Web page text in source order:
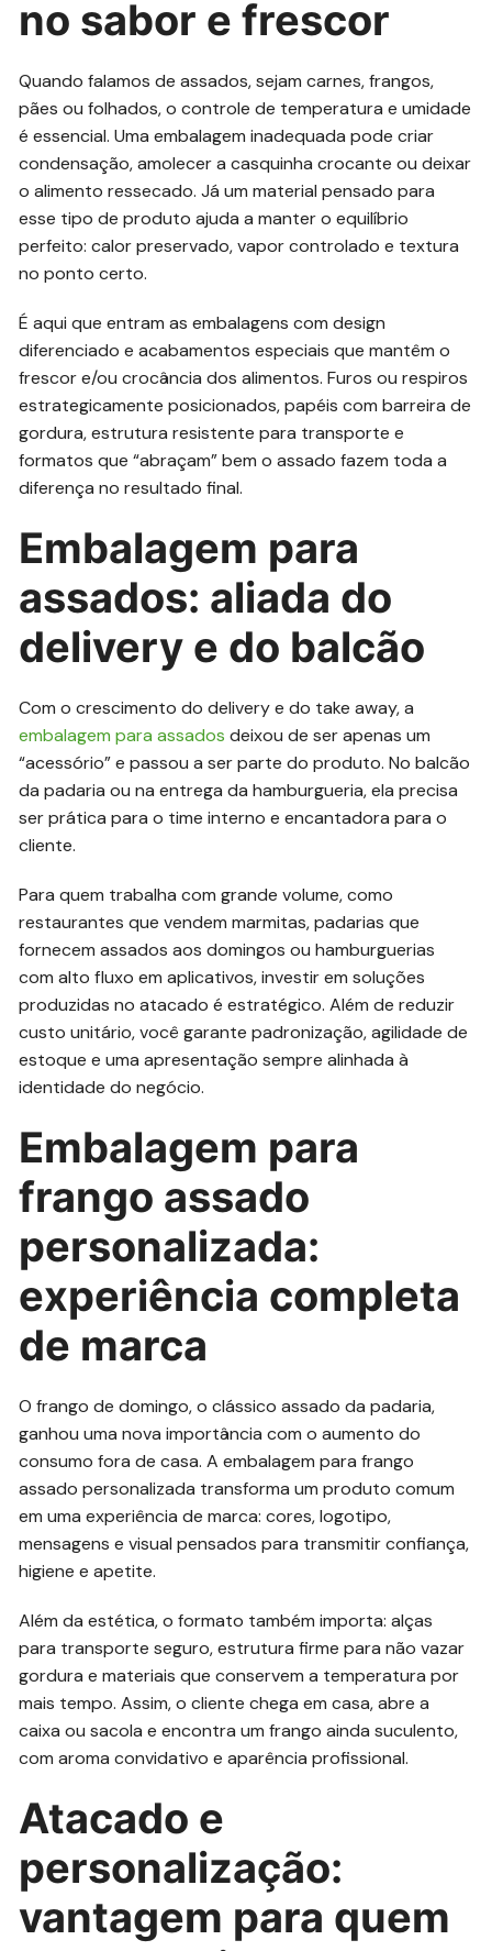
no sabor e frescor
Quando falamos de assados, sejam carnes, frangos,
pães ou folhados, o controle de temperatura e umidade
é essencial. Uma embalagem inadequada pode criar
condensação, amolecer a casquinha crocante ou deixar
o alimento ressecado. Já um material pensado para
esse tipo de produto ajuda a manter o equilíbrio
perfeito: calor preservado, vapor controlado e textura
no ponto certo.
É aqui que entram as embalagens com design
diferenciado e acabamentos especiais que mantêm o
frescor e/ou crocância dos alimentos. Furos ou respiros
estrategicamente posicionados, papéis com barreira de
gordura, estrutura resistente para transporte e
formatos que “abraçam” bem o assado fazem toda a
diferença no resultado final.
Embalagem para
assados: aliada do
delivery e do balcão
Com o crescimento do delivery e do take away, a
embalagem para assados deixou de ser apenas um
“acessório” e passou a ser parte do produto. No balcão
da padaria ou na entrega da hamburgueria, ela precisa
ser prática para o time interno e encantadora para o
cliente.
Para quem trabalha com grande volume, como
restaurantes que vendem marmitas, padarias que
fornecem assados aos domingos ou hamburguerias
com alto fluxo em aplicativos, investir em soluções
produzidas no atacado é estratégico. Além de reduzir
custo unitário, você garante padronização, agilidade de
estoque e uma apresentação sempre alinhada à
identidade do negócio.
Embalagem para
frango assado
personalizada:
experiência completa
de marca
O frango de domingo, o clássico assado da padaria,
ganhou uma nova importância com o aumento do
consumo fora de casa. A embalagem para frango
assado personalizada transforma um produto comum
em uma experiência de marca: cores, logotipo,
mensagens e visual pensados para transmitir confiança,
higiene e apetite.
Além da estética, o formato também importa: alças
para transporte seguro, estrutura firme para não vazar
gordura e materiais que conservem a temperatura por
mais tempo. Assim, o cliente chega em casa, abre a
caixa ou sacola e encontra um frango ainda suculento,
com aroma convidativo e aparência profissional.
Atacado e
personalização:
vantagem para quem